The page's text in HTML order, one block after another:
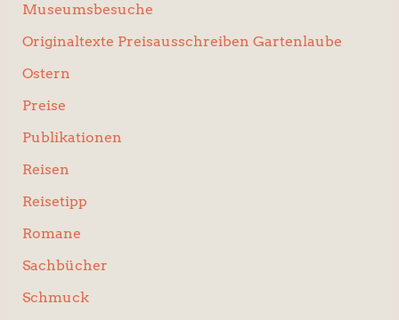
Museumsbesuche
Originaltexte Preisausschreiben Gartenlaube
Ostern
Preise
Publikationen
Reisen
Reisetipp
Romane
Sachbücher
Schmuck